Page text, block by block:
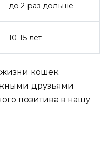
до 2 раз дольше
10-15 лет
кошек
друзьями
позитива в нашу